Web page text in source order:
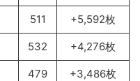
511 +5,592枚
532 +4,276枚
479 +3,486枚